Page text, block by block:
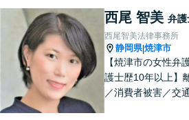
西尾 智美 弁護
西尾智美法律事務所
静岡県|焼津市
【焼津市の女性弁
護士歴10年以上】
／消費者被害／交